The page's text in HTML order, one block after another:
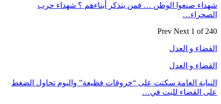
شهداء صنعوا الوطن … فمن يتذكر أبناءهم ؟ شهداء حرب
الصحراء…
Prev Next 1 of 240
القضاء و العدل
القضاء و العدل
النيابة العامة سكتت على “خروقات فظيعة” واليوم تحاول الضغط
على القضاء للبت في…